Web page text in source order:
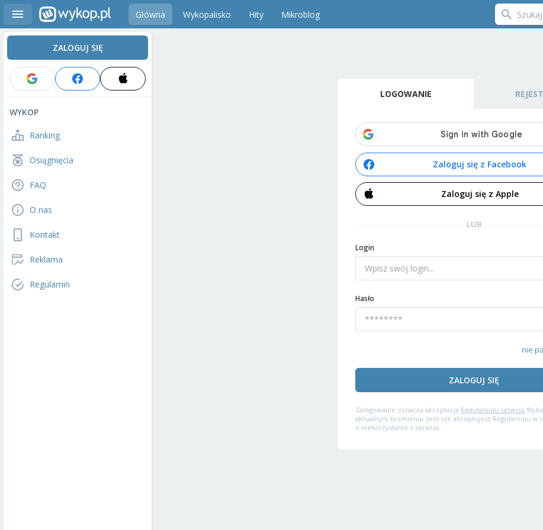
Główna Wykopalisko Hity Mikroblog
ZALOGUJ SIĘ
WYKOP
Ranking
Osiągnięcia
FAQ
O nas
Kontakt
Reklama
Regulamin
LOGOWANIE
Zaloguj się z Facebook
Zaloguj się z Apple
LUB
Login
Hasło
nie
ZALOGUJ SIĘ
Zalogowanie oznacza akceptację Regulaminu serwisu
aktualnym brzmieniu. Jeśli nie akceptujesz Regulaminu w
o niekorzystanie z serwisu.